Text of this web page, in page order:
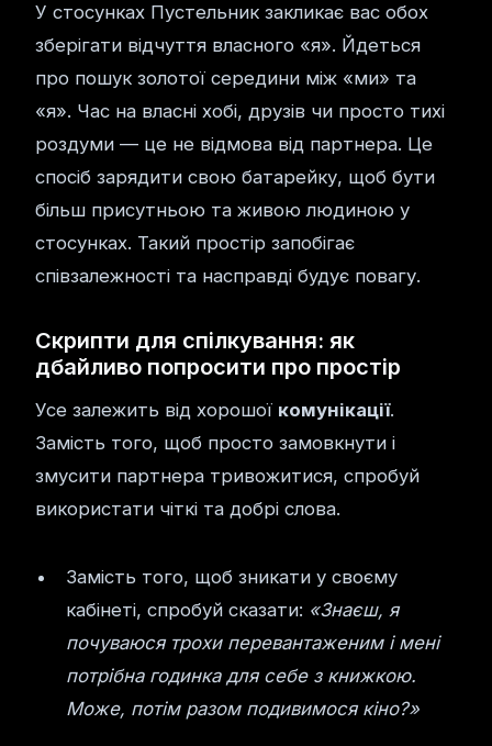
У стосунках Пустельник закликає вас обох
зберігати відчуття власного «я». Йдеться
про пошук золотої середини між «ми» та
«я». Час на власні хобі, друзів чи просто тихі
роздуми — це не відмова від партнера. Це
спосіб зарядити свою батарейку, щоб бути
більш присутньою та живою людиною у
стосунках. Такий простір запобігає
співзалежності та насправді будує повагу.
Скрипти для спілкування: як
дбайливо попросити про простір
Усе залежить від хорошої комунікації.
Замість того, щоб просто замовкнути і
змусити партнера тривожитися, спробуй
використати чіткі та добрі слова.
Замість того, щоб зникати у своєму
кабінеті, спробуй сказати: «Знаєш, я
почуваюся трохи перевантаженим і мені
потрібна годинка для себе з книжкою.
Може, потім разом подивимося кіно?»